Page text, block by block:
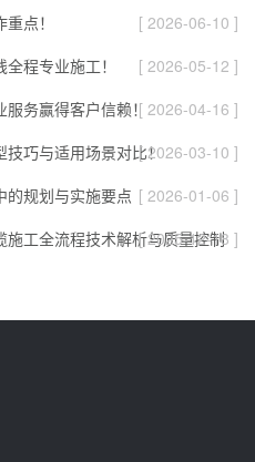
点！
[ 2026-06-10 ]
程专业施工！
[ 2026-05-12 ]
务赢得客户信赖！[ 2026-04-16 ]
技巧与适用场景对比！[ 2026-03-10 ]
的规划与实施要点 [ 2026-01-06 ]
工全流程技术解析与质量控制
[ 2025-12-18 ]